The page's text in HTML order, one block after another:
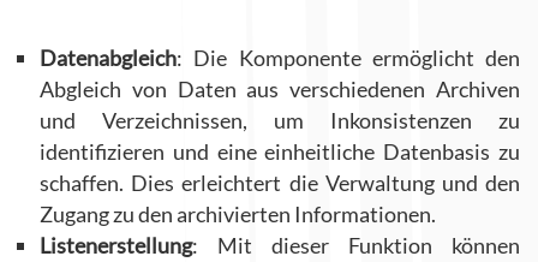
Datenabgleich: Die Komponente ermöglicht den
Abgleich von Daten aus verschiedenen Archiven
und Verzeichnissen, um Inkonsistenzen zu
identifizieren und eine einheitliche Datenbasis zu
schaffen. Dies erleichtert die Verwaltung und den
Zugang zu den archivierten Informationen.
Listenerstellung: Mit dieser Funktion können